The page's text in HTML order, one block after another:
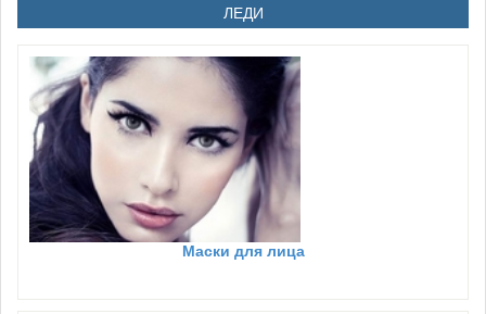
ЛЕДИ
Маски для лица